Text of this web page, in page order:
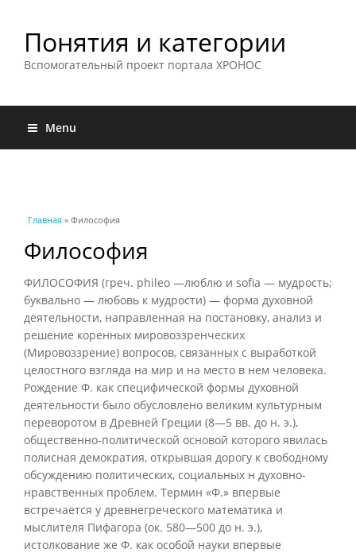
Понятия и категории
Вспомогательный проект портала ХРОНОС
Menu
Вы здесь
Главная » Философия
Философия
ФИЛОСОФИЯ (греч. phileo —люблю и sofia — мудрость;
буквально — любовь к мудрости) — форма духовной
деятельности, направленная на постановку, анализ и
решение коренных мировоззренческих
(Мировоззрение) вопросов, связанных с выработкой
целостного взгляда на мир и на место в нем человека.
Рождение Ф. как специфической формы духовной
деятельности было обусловлено великим культурным
переворотом в Древней Греции (8—5 вв. до н. э.),
общественно-политической основой которого явилась
полисная демократия, открывшая дорогу к свободному
обсуждению политических, социальных н духовно-
нравственных проблем. Термин «Ф.» впервые
встречается у древнегреческого математика и
мыслителя Пифагора (ок. 580—500 до н. э.),
истолкование же Ф. как особой науки впервые